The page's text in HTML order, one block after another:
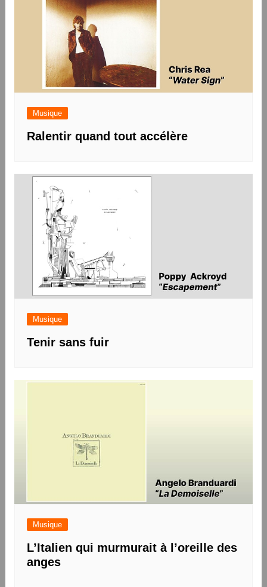
Musique
Ralentir quand tout accélère
Musique
Tenir sans fuir
Musique
L’Italien qui murmurait à l’oreille des
anges